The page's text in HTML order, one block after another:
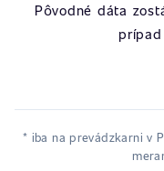
Pôvodné dáta
* iba na prevádzkarni v